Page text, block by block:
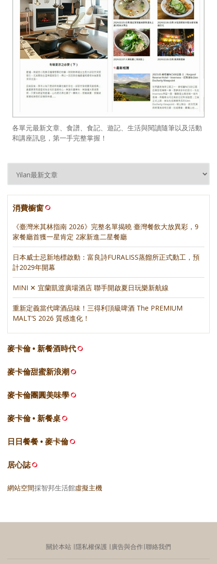
各單元最新文章、食譜、食記、遊記、生活與閱讀隨筆以及活動
和講座訊息，第一手完整掌握！
消費櫥窗
《臺灣米其林指南 2026》完整名單揭曉 臺灣餐飲大放異彩，9
家餐廳首獲一星肯定 2家新進二星餐廳
日本威士忌新地標啟動：富良詩FURALISS蒸餾所正式動工，預
計2029年開幕
MINI ✕ 宜蘭凱渡廣場酒店 聯手開啟夏日玩樂新航線
重新定義當代啤酒品味！三得利頂級啤酒 The PREMIUM
MALT’S 2026 質感進化！
麥卡倫 • 新餐酒時代
麥卡倫甜蜜新浪潮
麥卡倫團圓美味學
麥卡倫 • 新餐桌
日日餐餐 • 麥卡倫
居心誌
網站空間採智邦生活館虛擬主機
關於本站 ∣隱私權保護 ∣廣告與合作∣聯絡我們